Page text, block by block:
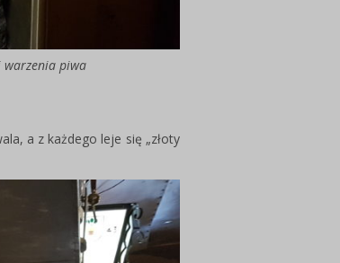
warzenia piwa
a z każdego leje się „złoty